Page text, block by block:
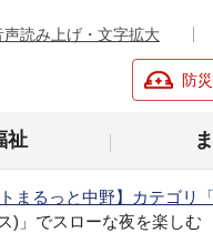
声読み上げ・文字拡大
防
祉
まるっと中野】カテゴリ「
)」でスローな夜を楽しむ